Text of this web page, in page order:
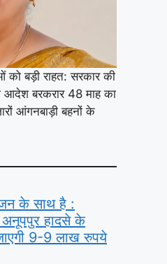
को बड़ी राहत: सरकार की
आदेश बरकरार 48 माह का
आंगनबाड़ी बहनों के
के साथ है :
अनूपपुर हादसे के
9-9 लाख रुपये